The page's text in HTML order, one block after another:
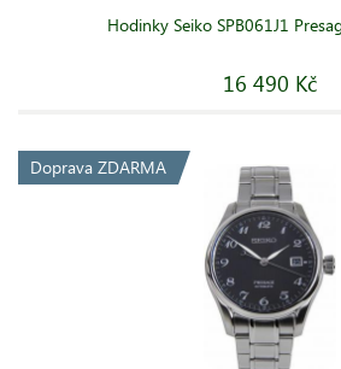
Hodinky Seiko SPB061J1
16 490 Kč
Doprava ZDARMA